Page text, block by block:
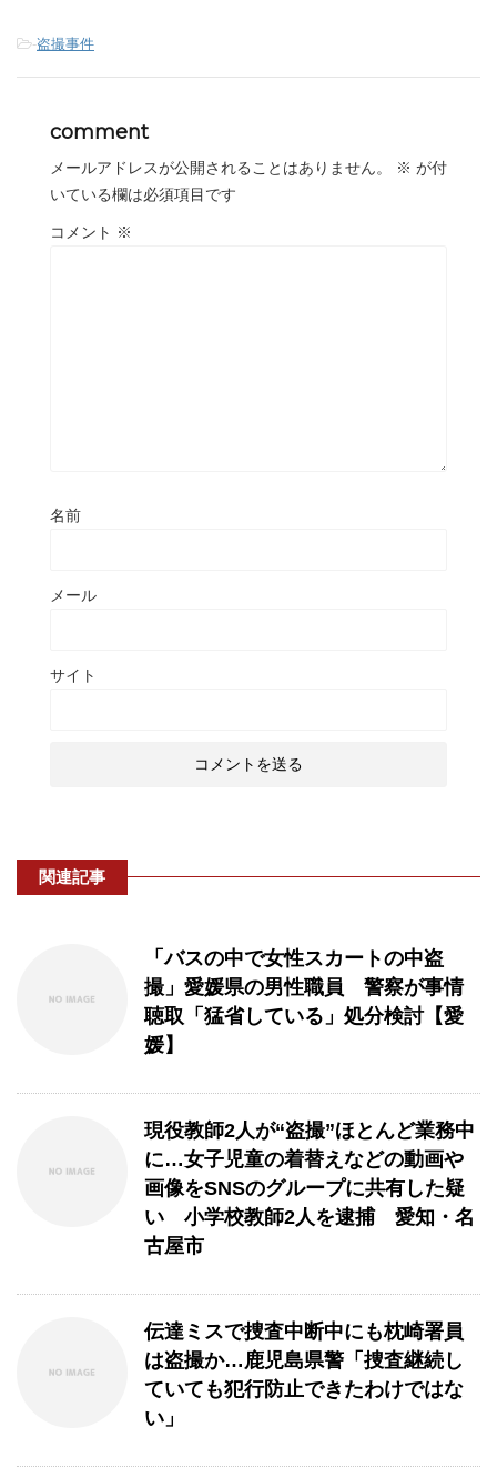
-盗撮事件
comment
メールアドレスが公開されることはありません。 ※ が付
いている欄は必須項目です
コメント ※
名前
メール
サイト
関連記事
「バスの中で女性スカートの中盗
撮」愛媛県の男性職員 警察が事情
聴取「猛省している」処分検討【愛
媛】
現役教師2人が“盗撮”ほとんど業務中
に…女子児童の着替えなどの動画や
画像をSNSのグループに共有した疑
い 小学校教師2人を逮捕 愛知・名
古屋市
伝達ミスで捜査中断中にも枕崎署員
は盗撮か…鹿児島県警「捜査継続し
ていても犯行防止できたわけではな
い」